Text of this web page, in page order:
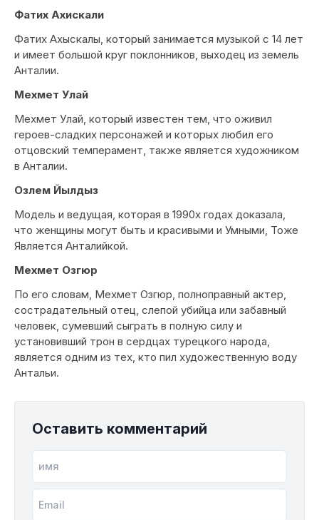
Фатих Ахискали
Фатих Ахыскалы, который занимается музыкой с 14 лет
и имеет большой круг поклонников, выходец из земель
Анталии.
Мехмет Улай
Мехмет Улай, который известен тем, что оживил
героев-сладких персонажей и которых любил его
отцовский темперамент, также является художником
в Анталии.
Озлем Йылдыз
Модель и ведущая, которая в 1990х годах доказала,
что женщины могут быть и красивыми и Умными, Тоже
Является Анталийкой.
Мехмет Озгюр
По его словам, Мехмет Озгюр, полноправный актер,
сострадательный отец, слепой убийца или забавный
человек, сумевший сыграть в полную силу и
установивший трон в сердцах турецкого народа,
является одним из тех, кто пил художественную воду
Антальи.
Оставить комментарий